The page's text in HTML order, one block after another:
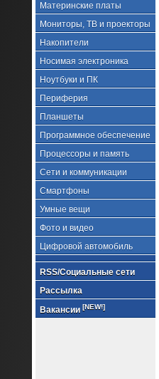
Материнские платы
Мониторы, ТВ и проекторы
Накопители
Носимая электроника
Ноутбуки и ПК
Периферия
Планшеты
Программное обеспечение
Процессоры и память
Сети и коммуникации
Смартфоны
Умные вещи
Фото и видео
Цифровой автомобиль
RSS/Социальные сети
Рассылка
Вакансии [NEW!]